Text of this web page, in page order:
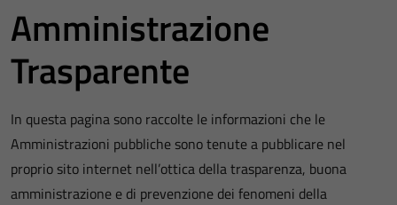
Amministrazione
Trasparente
In questa pagina sono raccolte le informazioni che le
Amministrazioni pubbliche sono tenute a pubblicare nel
proprio sito internet nell’ottica della trasparenza, buona
amministrazione e di prevenzione dei fenomeni della